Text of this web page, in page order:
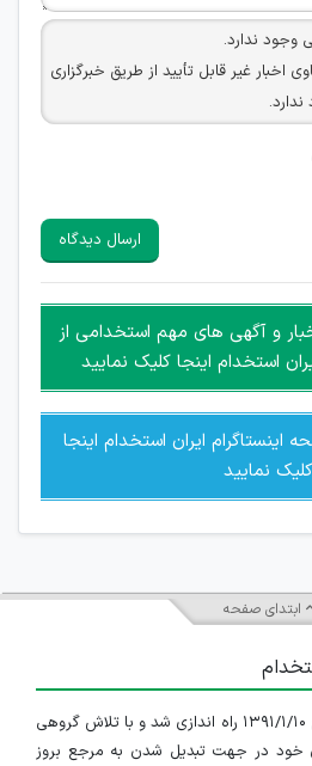
وجود ندارد.
اخبار غیر قابل تأیید از طریق خبرگزاری
وجود ندارد.
که به هر طریقی قصد مأیوس کردن
به سایر افراد (مسئول و غیر مسئول)
ملاقات حضوری چه به صورت دسته
سایت وجود ندارد.
ارسال دیدگاه
و آگهی های مهم استخدامی از
استخدام اینجا کلیک نمایید
ایران استخدام اینجا
کلیک نمایید
ابتدای صفحه
سایت ایران استخدام در تاریخ ۱۳۹۱/۱/۱۰ راه اندازی شد و با تلاش گروهی
خود در جهت تبدیل شدن به مرجع بروز